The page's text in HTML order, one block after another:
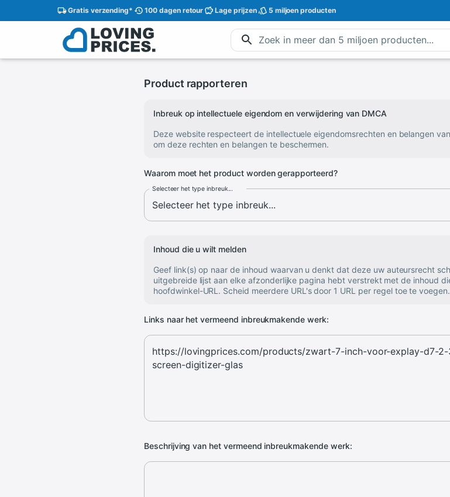
Gratisverzending* 100 dagenretour Lage prijzen 5 miljoen producten
Product rapporteren
Inbreuk op intellectuele eigendom en verwijdering van DMCA
Deze website respecteert de intellectuele eigendomsrechten en belangen
om deze rechten en belangen te beschermen.
Waarom moet het product worden gerapporteerd?
Selecteer het type inbreuk...
Inhoud die u wilt melden
Geef link(s) op naar de inhoud waarvan u denkt dat deze uw auteursrecht
uitgebreide lijst aan elke afzonderlijke pagina hebt verstrekt met de inhoud
hoofdwinkel-URL. Scheid meerdere URL's door 1 URL per regel toe te voegen.
Links naar het vermeend inbreukmakende werk:
Beschrijving van het vermeend inbreukmakende werk: